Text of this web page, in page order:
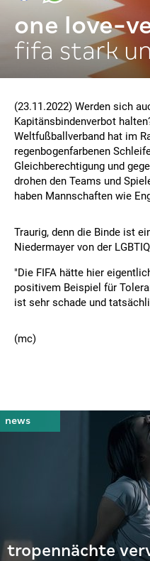
one love-
fifa stark
(23.11.2022) Werden sich
Kapitänsbindenverbot
Weltfußballverband hat im
regenbogenfarbenen
Gleichberechtigung und
drohen den Teams und
haben Mannschaften wie
Traurig, denn die Binde ist
Niedermayer von der
"Die FIFA hätte hier
positivem Beispiel für
ist sehr schade und
(mc)
tropennächte